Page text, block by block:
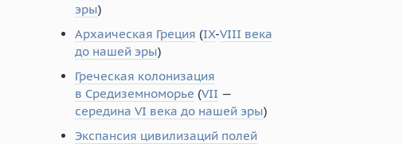
эры)
Архаическая Греция (IX-VIII века
до нашей эры)
Греческая колонизация
в Средиземноморье (VII —
середина VI века до нашей эры)
Экспансия цивилизаций полей